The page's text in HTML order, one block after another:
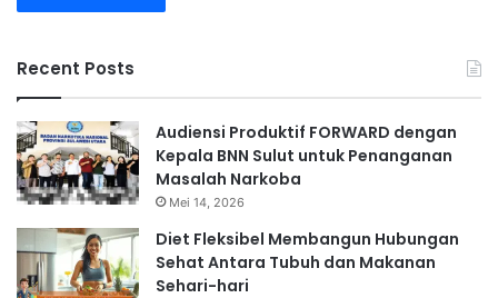
Recent Posts
Audiensi Produktif FORWARD dengan
Kepala BNN Sulut untuk Penanganan
Masalah Narkoba
Mei 14, 2026
Diet Fleksibel Membangun Hubungan
Sehat Antara Tubuh dan Makanan
Sehari-hari